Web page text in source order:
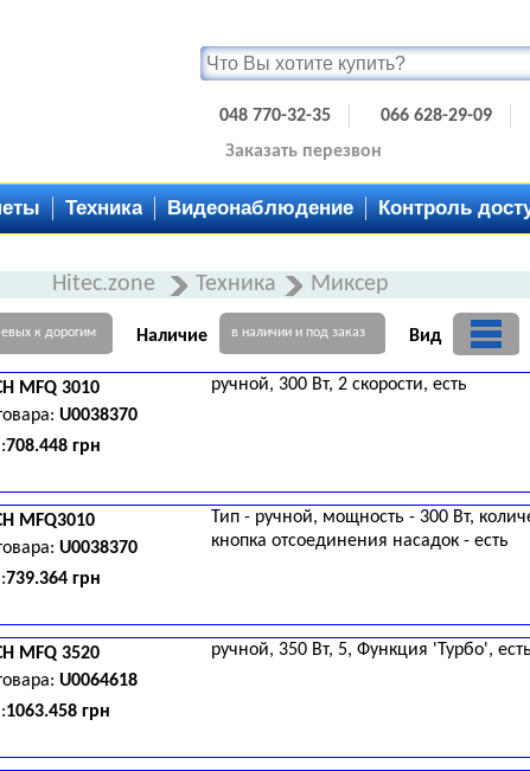
048 770-32-35 066 628-29-09
Заказать перезвон
Техника Видеонаблюдение Контроль
Hitec.zone Техника Миксер
к дорогим Наличие в наличии и под заказ
Вид
MFQ 3010
U0038370
708.448 грн
ручной, 300 Вт, 2 скорости, есть
MFQ3010
U0038370
739.364 грн
Тип - ручной, мощность - 300 Вт,
кнопка отсоединения насадок - есть
MFQ 3520
U0064618
1063.458 грн
ручной, 350 Вт, 5, Функция 'Турбо', есть